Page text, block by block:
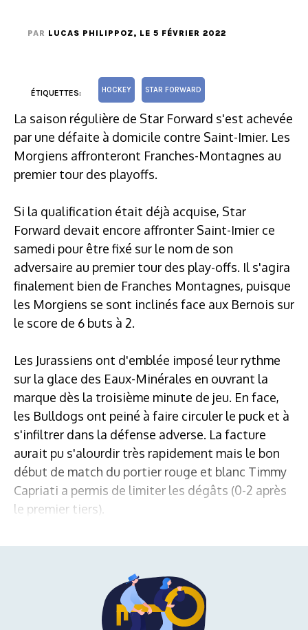
PAR LUCAS PHILIPPOZ, LE 5 FÉVRIER 2022
ÉTIQUETTES: HOCKEY STAR FORWARD
La saison régulière de Star Forward s'est achevée
par une défaite à domicile contre Saint-Imier. Les
Morgiens affronteront Franches-Montagnes au
premier tour des playoffs.
Si la qualification était déjà acquise, Star
Forward devait encore affronter Saint-Imier ce
samedi pour être fixé sur le nom de son
adversaire au premier tour des play-offs. Il s'agira
finalement bien de Franches Montagnes, puisque
les Morgiens se sont inclinés face aux Bernois sur
le score de 6 buts à 2.
Les Jurassiens ont d'emblée imposé leur rythme
sur la glace des Eaux-Minérales en ouvrant la
marque dès la troisième minute de jeu. En face,
les Bulldogs ont peiné à faire circuler le puck et à
s'infiltrer dans la défense adverse. La facture
aurait pu s'alourdir très rapidement mais le bon
début de match du portier rouge et blanc Timmy
Capriati a permis de limiter les dégâts (0-2 après
le premier tiers).